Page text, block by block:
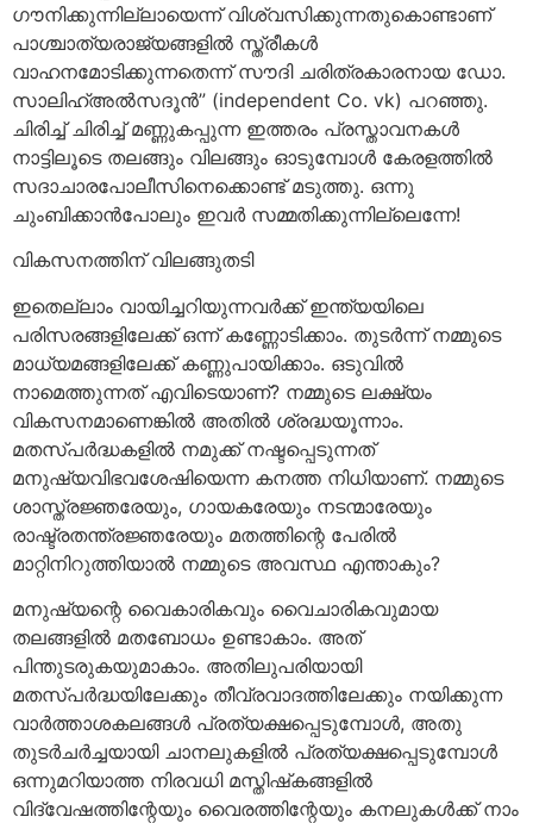
ഗൗനിക്കുന്നില്ലായെന്ന് വിശ്വസിക്കുന്നതുകൊണ്ടാണ്
പാശ്ചാത്യരാജ്യങ്ങളില്‍ സ്ത്രീകള്‍
വാഹനമോടിക്കുന്നതെന്ന് സൗദി ചരിത്രകാരനായ ഡോ.
സാലിഹ്അല്‍സദൂന്‍” (independent Co. vk) പറഞ്ഞു.
ചിരിച്ച് ചിരിച്ച് മണ്ണുകപ്പുന്ന ഇത്തരം പ്രസ്താവനകള്‍
നാട്ടിലൂടെ തലങ്ങും വിലങ്ങും ഓടുമ്പോള്‍ കേരളത്തില്‍
സദാചാരപോലീസിനെക്കൊണ്ട് മടുത്തു. ഒന്നു
ചുംബിക്കാന്‍പോലും ഇവര്‍ സമ്മതിക്കുന്നില്ലെന്നേ!
വികസനത്തിന് വിലങ്ങുതടി
ഇതെല്ലാം വായിച്ചറിയുന്നവര്‍ക്ക് ഇന്ത്യയിലെ
പരിസരങ്ങളിലേക്ക് ഒന്ന് കണ്ണോടിക്കാം. തുടര്‍ന്ന് നമ്മുടെ
മാധ്യമങ്ങളിലേക്ക് കണ്ണുപായിക്കാം. ഒടുവില്‍
നാമെത്തുന്നത് എവിടെയാണ്? നമ്മുടെ ലക്ഷ്യം
വികസനമാണെങ്കില്‍ അതില്‍ ശ്രദ്ധയൂന്നാം.
മതസ്പര്‍ദ്ധകളില്‍ നമുക്ക് നഷ്ടപ്പെടുന്നത്
മനുഷ്യവിഭവശേഷിയെന്ന കനത്ത നിധിയാണ്. നമ്മുടെ
ശാസ്ത്രജ്ഞരേയും, ഗായകരേയും നടന്മാരേയും
രാഷ്ട്രതന്ത്രജ്ഞരേയും മതത്തിന്റെ പേരില്‍
മാറ്റിനിറുത്തിയാല്‍ നമ്മുടെ അവസ്ഥ എന്താകും?
മനുഷ്യന്റെ വൈകാരികവും വൈചാരികവുമായ
തലങ്ങളില്‍ മതബോധം ഉണ്ടാകാം. അത്
പിന്തുടരുകയുമാകാം. അതിലുപരിയായി
മതസ്പര്‍ദ്ധയിലേക്കും തീവ്രവാദത്തിലേക്കും നയിക്കുന്ന
വാര്‍ത്താശകലങ്ങള്‍ പ്രത്യക്ഷപ്പെടുമ്പോള്‍, അതു
തുടര്‍ചര്‍ച്ചയായി ചാനലുകളില്‍ പ്രത്യക്ഷപ്പെടുമ്പോള്‍
ഒന്നുമറിയാത്ത നിരവധി മസ്തിഷ്‌കങ്ങളില്‍
വിദ്വേഷത്തിന്റേയും വൈരത്തിന്റേയും കനലുകള്‍ക്ക് നാം